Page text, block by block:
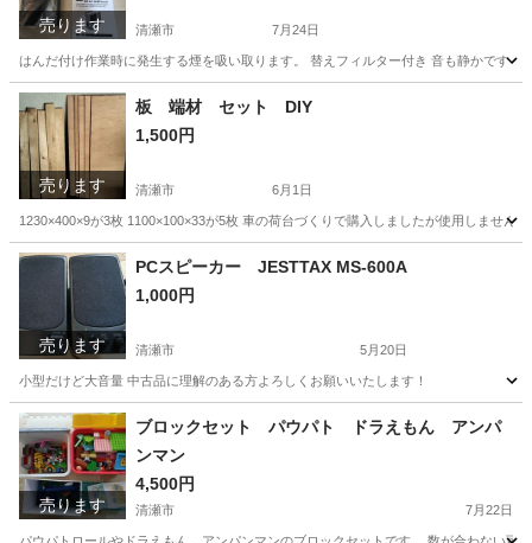
売ります 清瀬市 7月24日
はんだ付け作業時に発生する煙を吸い取ります。 替えフィルター付き 音も静かです
東京 清瀬市 その他 替え
売ります
板 端材 セット DIY
1,500円
清瀬市 6月1日
1230×400×9が3枚 1100×100×33が5枚 車の荷台づくりで購入しましたが使用しません
東京 清瀬市 その他
売ります
PCスピーカー JESTTAX MS-600A
1,000円
清瀬市 5月20日
小型だけど大音量 中古品に理解のある方よろしくお願いいたします！
東京 清瀬市 オーディオ
売ります
ブロックセット パウパト ドラえもん アンパ
ンマン
4,500円
清瀬市 7月22日